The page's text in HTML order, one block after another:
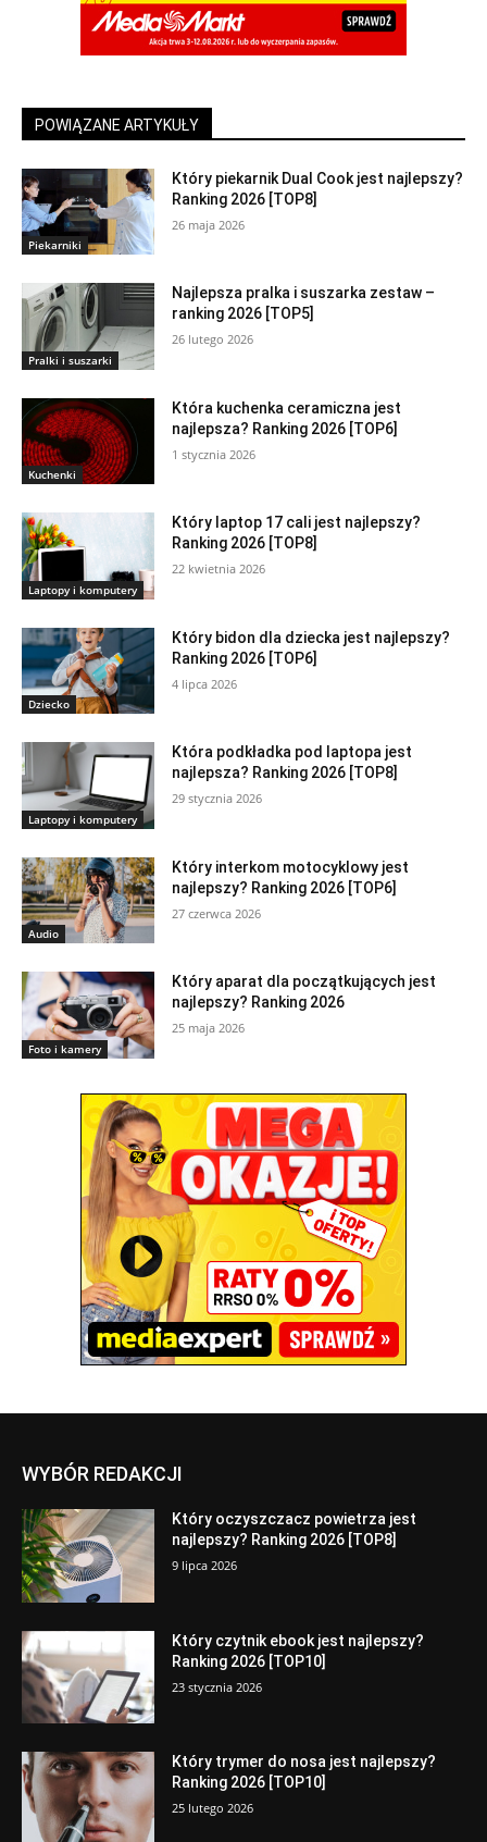
POWIĄZANE ARTYKUŁY
Piekarniki
Który piekarnik Dual Cook jest najlepszy?
Ranking 2026 [TOP8]
26 maja 2026
Pralki i suszarki
Najlepsza pralka i suszarka zestaw –
ranking 2026 [TOP5]
26 lutego 2026
Kuchenki
Która kuchenka ceramiczna jest
najlepsza? Ranking 2026 [TOP6]
1 stycznia 2026
Laptopy i komputery
Który laptop 17 cali jest najlepszy?
Ranking 2026 [TOP8]
22 kwietnia 2026
Dziecko
Który bidon dla dziecka jest najlepszy?
Ranking 2026 [TOP6]
4 lipca 2026
Laptopy i komputery
Która podkładka pod laptopa jest
najlepsza? Ranking 2026 [TOP8]
29 stycznia 2026
Audio
Który interkom motocyklowy jest
najlepszy? Ranking 2026 [TOP6]
27 czerwca 2026
Foto i kamery
Który aparat dla początkujących jest
najlepszy? Ranking 2026
25 maja 2026
WYBÓR REDAKCJI
Który oczyszczacz powietrza jest
najlepszy? Ranking 2026 [TOP8]
9 lipca 2026
Który czytnik ebook jest najlepszy?
Ranking 2026 [TOP10]
23 stycznia 2026
Który trymer do nosa jest najlepszy?
Ranking 2026 [TOP10]
25 lutego 2026